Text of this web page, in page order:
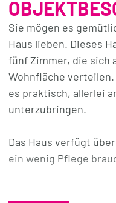
Sie mögen es
Haus lieben. Dieses
fünf Zimmer, die sich
Wohnfläche
es praktisch, allerlei
unterzubringen.
Das Haus verfügt
ein wenig Pflege